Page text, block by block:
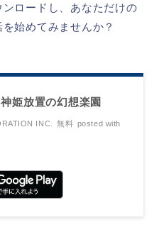
ロードし、あなただけの
始めてみませんか？
姫放置の幻想楽園
INC. 無料 posted with